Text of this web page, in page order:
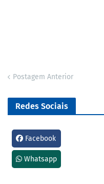
Postagem Anterior
Redes Sociais
Facebook
Whatsapp